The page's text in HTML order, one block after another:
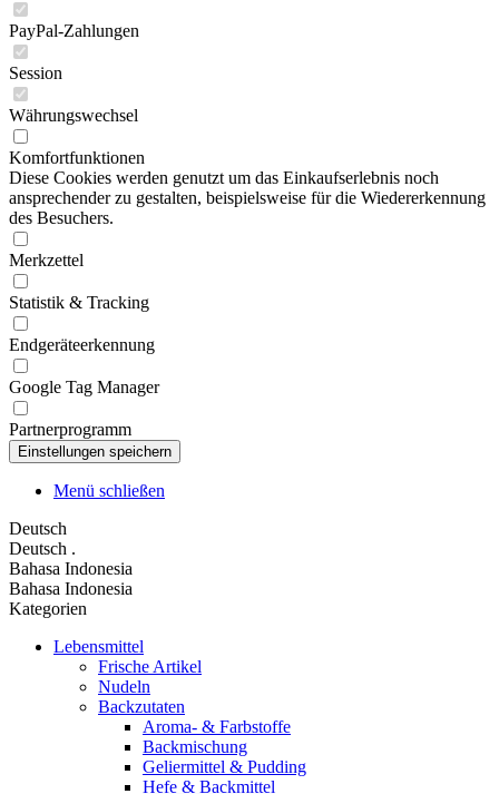
PayPal-Zahlungen
Session
Währungswechsel
Komfortfunktionen
Diese Cookies werden genutzt um das Einkaufserlebnis noch
ansprechender zu gestalten, beispielsweise für die Wiedererkennung
des Besuchers.
Merkzettel
Statistik & Tracking
Endgeräteerkennung
Google Tag Manager
Partnerprogramm
Menü schließen
Deutsch
Deutsch .
Bahasa Indonesia
Bahasa Indonesia
Kategorien
Lebensmittel
Frische Artikel
Nudeln
Backzutaten
Aroma- & Farbstoffe
Backmischung
Geliermittel & Pudding
Hefe & Backmittel